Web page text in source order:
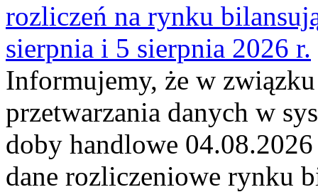
rozliczeń na rynku
sierpnia i 5 sierpnia 2026 r.
Informujemy, że w
przetwarzania danych w
doby handlowe
dane rozliczeniowe rynku